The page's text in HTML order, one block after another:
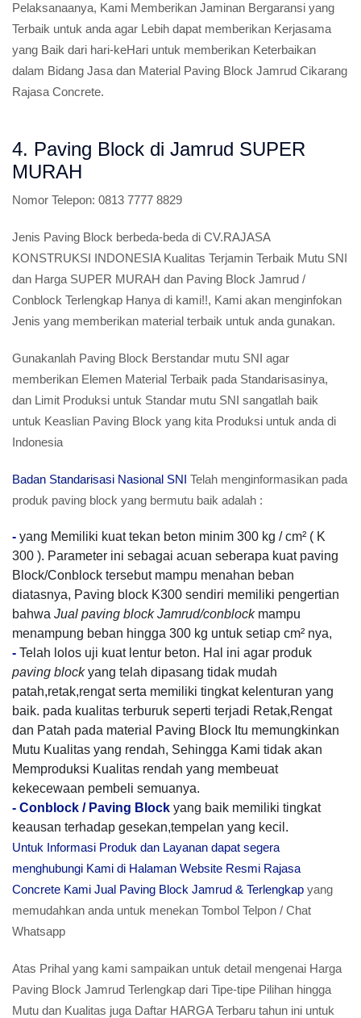
Pelaksanaanya, Kami Memberikan Jaminan Bergaransi yang
Terbaik untuk anda agar Lebih dapat memberikan Kerjasama
yang Baik dari hari-keHari untuk memberikan Keterbaikan
dalam Bidang Jasa dan Material Paving Block Jamrud Cikarang
Rajasa Concrete.
4. Paving Block di Jamrud SUPER
MURAH
Nomor Telepon: 0813 7777 8829
Jenis Paving Block berbeda-beda di CV.RAJASA
KONSTRUKSI INDONESIA Kualitas Terjamin Terbaik Mutu SNI
dan Harga SUPER MURAH dan Paving Block Jamrud /
Conblock Terlengkap Hanya di kami!!, Kami akan menginfokan
Jenis yang memberikan material terbaik untuk anda gunakan.
Gunakanlah Paving Block Berstandar mutu SNI agar
memberikan Elemen Material Terbaik pada Standarisasinya,
dan Limit Produksi untuk Standar mutu SNI sangatlah baik
untuk Keaslian Paving Block yang kita Produksi untuk anda di
Indonesia
Badan Standarisasi Nasional SNI Telah menginformasikan pada
produk paving block yang bermutu baik adalah :
- yang Memiliki kuat tekan beton minim 300 kg / cm² ( K
300 ). Parameter ini sebagai acuan seberapa kuat paving
Block/Conblock tersebut mampu menahan beban
diatasnya, Paving block K300 sendiri memiliki pengertian
bahwa Jual paving block Jamrud/conblockmampu
menampung beban hingga 300 kg untuk setiap cm² nya,
- Telah lolos uji kuat lentur beton. Hal ini agar produk
paving blockyang telah dipasang tidak mudah
patah,retak,rengat serta memiliki tingkat kelenturan yang
baik. pada kualitas terburuk seperti terjadi Retak,Rengat
dan Patah pada material Paving Block Itu memungkinkan
Mutu Kualitas yang rendah, Sehingga Kami tidak akan
Memproduksi Kualitas rendah yang membeuat
kekecewaan pembeli semuanya.
- Conblock / Paving Block yang baik memiliki tingkat
keausan terhadap gesekan,tempelan yang kecil.
Untuk Informasi Produk dan Layanan dapat segera
menghubungi Kami di Halaman Website Resmi Rajasa
Concrete Kami Jual Paving Block Jamrud & Terlengkap yang
memudahkan anda untuk menekan Tombol Telpon / Chat
Whatsapp
Atas Prihal yang kami sampaikan untuk detail mengenai Harga
Paving Block Jamrud Terlengkap dari Tipe-tipe Pilihan hingga
Mutu dan Kualitas juga Daftar HARGA Terbaru tahun ini untuk